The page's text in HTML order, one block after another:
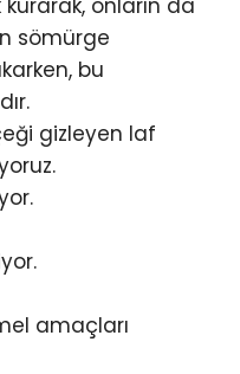
onların da
sömürge
bu
gizleyen laf
amaçları